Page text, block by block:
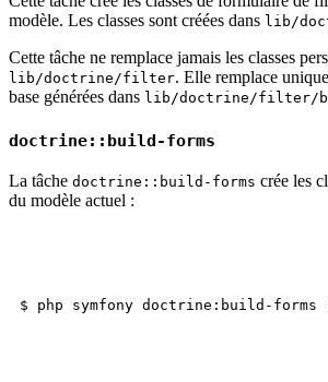
modèle. Les classes sont créées dans lib/
Cette tâche ne remplace jamais les classes
lib/doctrine/filter. Elle remplace
base générées dans lib/doctrine/filter/
doctrine::build-forms
La tâche doctrine::build-forms crée les
du modèle actuel :